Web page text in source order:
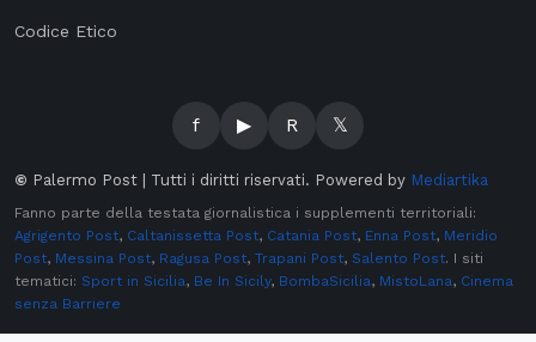
Codice Etico
f ▶ R 𝕏
© Palermo Post | Tutti i diritti riservati. Powered by Mediartika
Fanno parte della testata giornalistica i supplementi territoriali:
Agrigento Post, Caltanissetta Post, Catania Post, Enna Post, Meridio
Post, Messina Post, Ragusa Post, Trapani Post, Salento Post. I siti
tematici: Sport in Sicilia, Be In Sicily, BombaSicilia, MistoLana, Cinema
senza Barriere